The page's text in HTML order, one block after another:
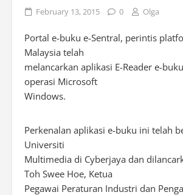
February 13, 2015 0 Olga
Portal e-buku e-Sentral, perintis
Malaysia telah
melancarkan aplikasi E-Reader e-
operasi Microsoft
Windows.
Perkenalan aplikasi e-buku ini telah
Universiti
Multimedia di Cyberjaya dan
Toh Swee Hoe, Ketua
Pegawai Peraturan Industri dan